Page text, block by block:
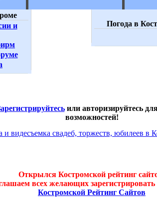
и
Погода в
или авторизируйтесь
возможностей!
Открылся Костромской рейтинг
всех желающих зарегистрировать
Костромской Рейтинг Сайтов